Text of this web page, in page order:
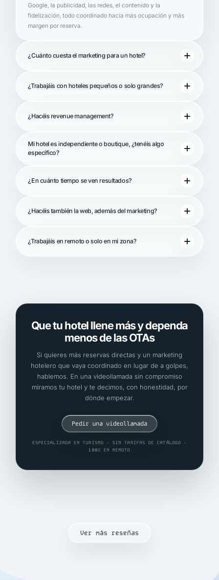
Google, la publicidad, las redes, el contenido y la
fidelización, todo coordinado hacia más ocupación y más
margen por reserva.
¿Cuánto cuesta el marketing para un hotel?
¿Trabajáis con hoteles pequeños o solo grandes?
¿Hacéis revenue management?
Mi hotel es independiente o boutique, ¿tenéis algo
específico?
¿En cuánto tiempo se ven resultados?
¿Hacéis también la web, además del marketing?
¿Trabajáis en remoto o solo en mi zona?
Que tu hotel llene más y dependa
menos de las OTAs
Si quieres más reservas directas y un marketing
hotelero que vaya coordinado en lugar de a golpes,
hablemos. En una videollamada sin compromiso
miramos tu hotel y te decimos, con honestidad, por
dónde empezar.
Pedir una videollamada
ESPECIALIZADA EN TURISMO · SIN TARIFAS DE CATÁLOGO ·
100% EN REMOTO
Ver más reseñas